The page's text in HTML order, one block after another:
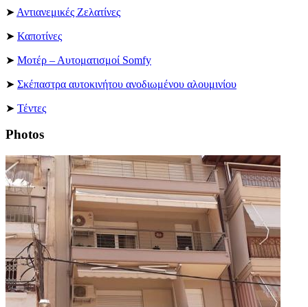
➤ Αντιανεμικές Ζελατίνες
➤ Καποτίνες
➤ Μοτέρ – Αυτοματισμοί Somfy
➤ Σκέπαστρα αυτοκινήτου ανοδιωμένου αλουμινίου
➤ Τέντες
Photos